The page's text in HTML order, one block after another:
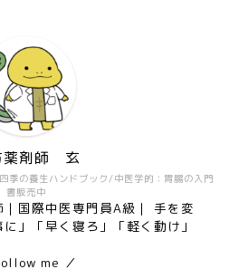
季の養生ハンドブック/中医学的：胃腸の入門
書販売中
薬剤師 玄
国際中医専門員A級｜ 手を変
」「早く寝ろ」「軽く動け」
me ／